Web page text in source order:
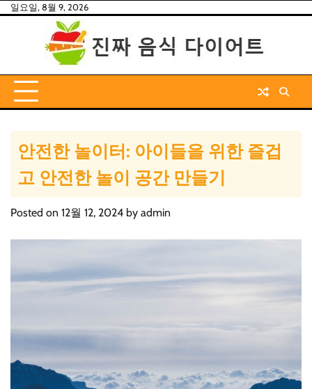
Skip일요일, 8월 9, 2026
안전한 놀이터: 아이들을 위한 즐겁
고 안전한 놀이 공간 만들기
Posted on 12월 12, 2024 by admin